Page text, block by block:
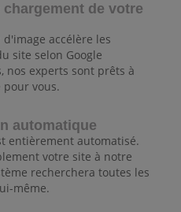
chargement de votre
d'image accélère les
site selon Google
nos experts sont prêts à
vous.
automatique
entièrement automatisé.
votre site à notre
recherchera toutes les
même.